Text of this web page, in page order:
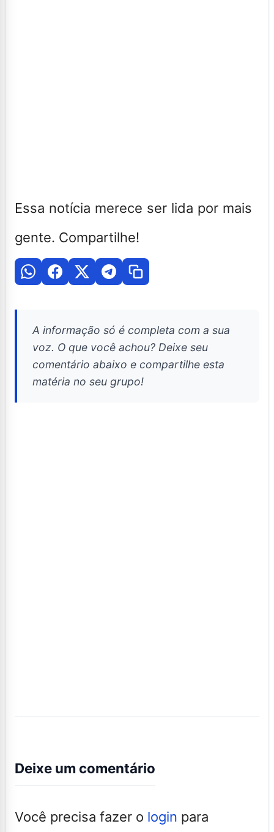
Essa notícia merece ser lida por mais
gente. Compartilhe!
A informação só é completa com a sua
voz. O que você achou? Deixe seu
comentário abaixo e compartilhe esta
matéria no seu grupo!
Deixe um comentário
Você precisa fazer o login para